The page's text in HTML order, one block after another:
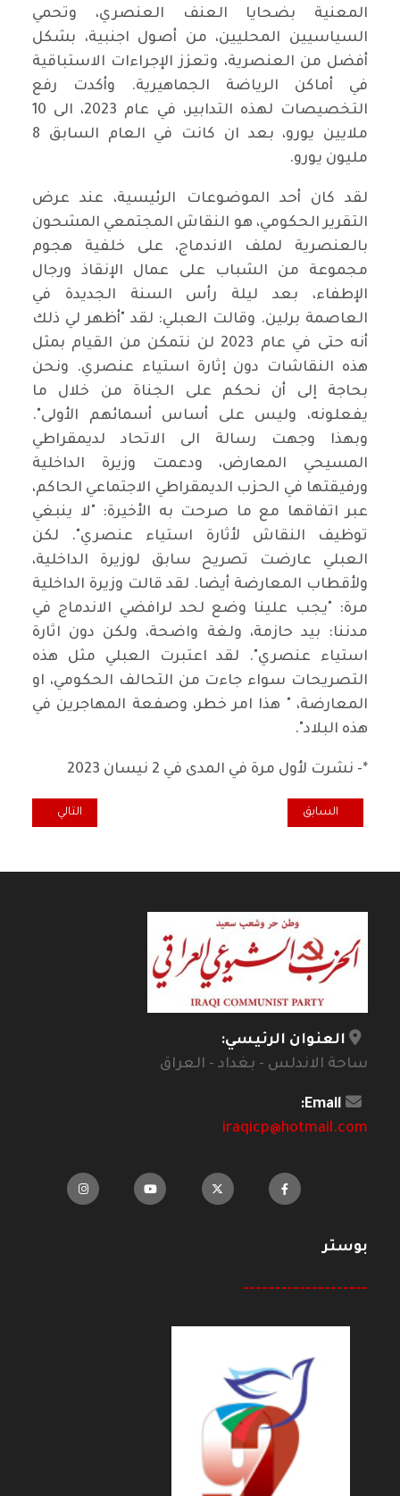
المعنية بضحايا العنف العنصري، وتحمي
السياسيين المحليين، من أصول اجنبية، بشكل
أفضل من العنصرية، وتعزز الإجراءات الاستباقية
في أماكن الرياضة الجماهيرية. وأكدت رفع
التخصيصات لهذه التدابير، في عام 2023، الى 10
ملايين يورو، بعد ان كانت في العام السابق 8
مليون يورو.
لقد كان أحد الموضوعات الرئيسية، عند عرض
التقرير الحكومي، هو النقاش المجتمعي المشحون
بالعنصرية لملف الاندماج، على خلفية هجوم
مجموعة من الشباب على عمال الإنقاذ ورجال
الإطفاء، بعد ليلة رأس السنة الجديدة في
العاصمة برلين. وقالت العبلي: لقد "أظهر لي ذلك
أنه حتى في عام 2023 لن نتمكن من القيام بمثل
هذه النقاشات دون إثارة استياء عنصري. ونحن
بحاجة إلى أن نحكم على الجناة من خلال ما
يفعلونه، وليس على أساس أسمائهم الأولى".
وبهذا وجهت رسالة الى الاتحاد لديمقراطي
المسيحي المعارض، ودعمت وزيرة الداخلية
ورفيقتها في الحزب الديمقراطي الاجتماعي الحاكم،
عبر اتفاقها مع ما صرحت به الأخيرة: "لا ينبغي
توظيف النقاش لأثارة استياء عنصري". لكن
العبلي عارضت تصريح سابق لوزيرة الداخلية،
ولأقطاب المعارضة أيضا. لقد قالت وزيرة الداخلية
مرة: "يجب علينا وضع لحد لرافضي الاندماج في
مدننا: بيد حازمة، ولغة واضحة، ولكن دون اثارة
استياء عنصري". لقد اعتبرت العبلي مثل هذه
التصريحات سواء جاءت من التحالف الحكومي، او
المعارضة، " هذا امر خطر، وصفعة المهاجرين في
هذه البلاد".
*- نشرت لأول مرة في المدى في 2 نيسان 2023
المقال السابق: الطبقة العاملة الفرنسية تُعارض إصلاحات الحكومة/
السابق المقال التالي:
التالي
العنوان الرئيسي:
ساحة الاندلس - بغداد - العراق
Email:
iraqicp@hotmail.com
بوستر
--------------------